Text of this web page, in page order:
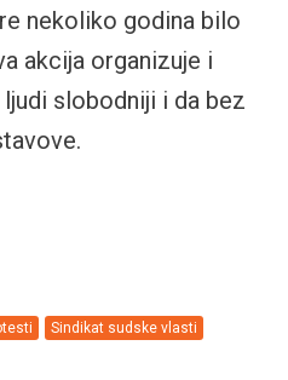
nekoliko godina bilo
akcija organizuje i
slobodniji i da bez
Sindikat sudske vlasti